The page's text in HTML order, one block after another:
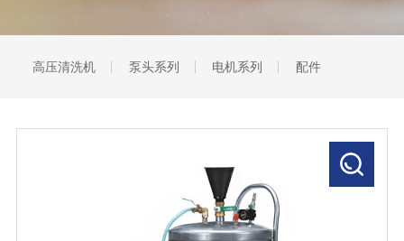
高压清洗机 泵头系列 电机系列 配件